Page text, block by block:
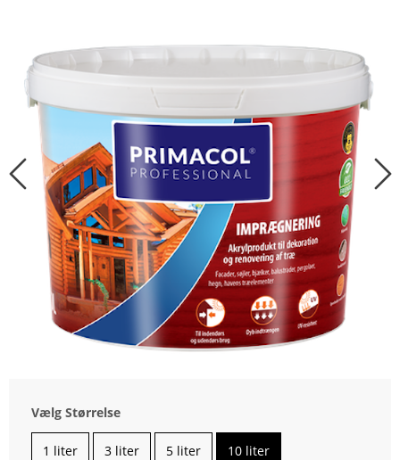
Vælg Størrelse
1 liter 3 liter 5 liter 10 liter